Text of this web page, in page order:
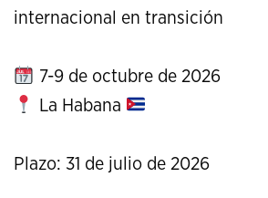
internacional en transición
7-9 de octubre de 2026
La Habana
Plazo: 31 de julio de 2026